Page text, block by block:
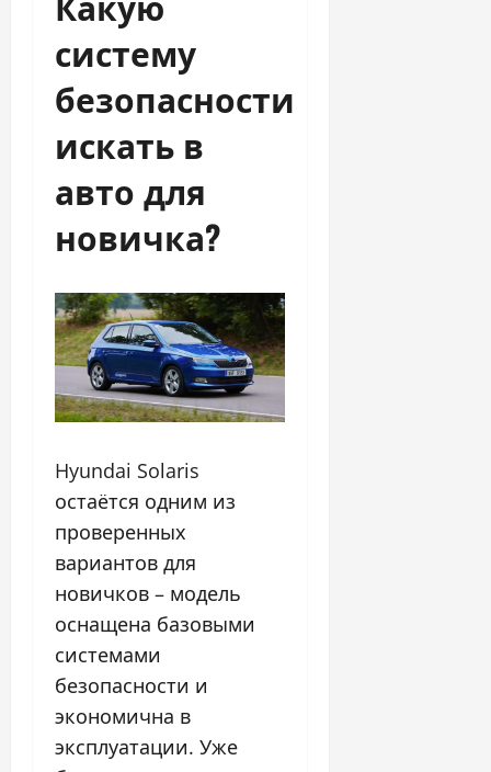
систему
безопасности
искать в
авто для
новичка?
Hyundai Solaris
остаётся одним из
проверенных
вариантов для
новичков – модель
оснащена базовыми
системами
безопасности и
экономична в
эксплуатации. Уже